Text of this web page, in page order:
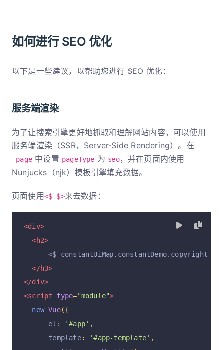
如何进行 SEO 优化
以下是一些建议，以帮助您进行 SEO 优化：
服务端渲染
为了让搜索引擎更好地抓取和理解网站内容，可以使用
服务端渲染（SSR，Server-Side Rendering）。在
_page 中设置 pageType 为 seo，并在页面内使用
Nunjucks（njk）模板引擎填充数据。
页面使用<$ $>来去数据：
<div>
<h2>
      <$ constantUiMap.constantDemo.copyright $>
</h3>
</div>
<script
type="module">
new Vue({
      el
: '#app' ,
      template
: '#app-template' ,